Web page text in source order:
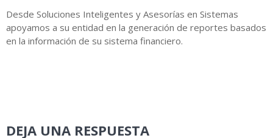
Desde Soluciones Inteligentes y Asesorías en Sistemas
apoyamos a su entidad en la generación de reportes basados
en la información de su sistema financiero.
DEJA UNA RESPUESTA